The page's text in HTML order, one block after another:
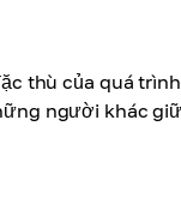
thù của quá
người khác